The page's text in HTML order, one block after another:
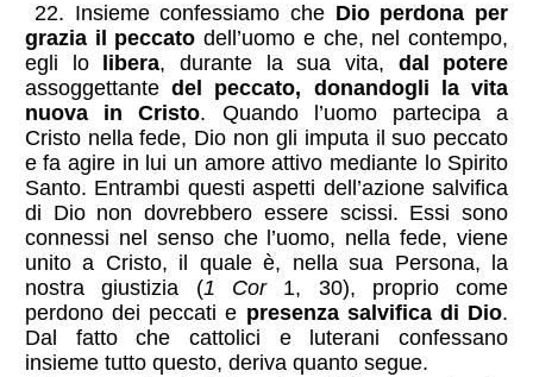
22. Insieme confessiamo che Dio perdona per
grazia il peccato dell’uomo e che, nel contempo,
egli lo
libera, durante la sua vita, dal potere
assoggettantedel peccato, donandogli la vita
nuova in Cristo. Quando l’uomo partecipa a
Cristo nella fede, Dio non gli imputa il suo peccato
e fa agire in lui un amore attivo mediante lo Spirito
Santo. Entrambi questi aspetti dell’azione salvifica
di Dio non dovrebbero essere scissi. Essi sono
connessi nel senso che l’uomo, nella fede, viene
unito a Cristo, il quale è, nella sua Persona, la
nostra giustizia (1 Cor1, 30), proprio come
perdono dei peccati e presenza salvifica di Dio.
Dal fatto che cattolici e luterani confessano
insieme tutto questo, deriva quanto segue.